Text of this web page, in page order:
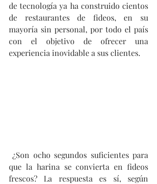
de tecnología ya ha construido cientos
de restaurantes de fideos, en su
mayoría sin personal, por todo el país
con el objetivo de ofrecer una
experiencia inovidable a sus clientes.
que la harina se convierta en fideos
frescos? La respuesta es sí, según